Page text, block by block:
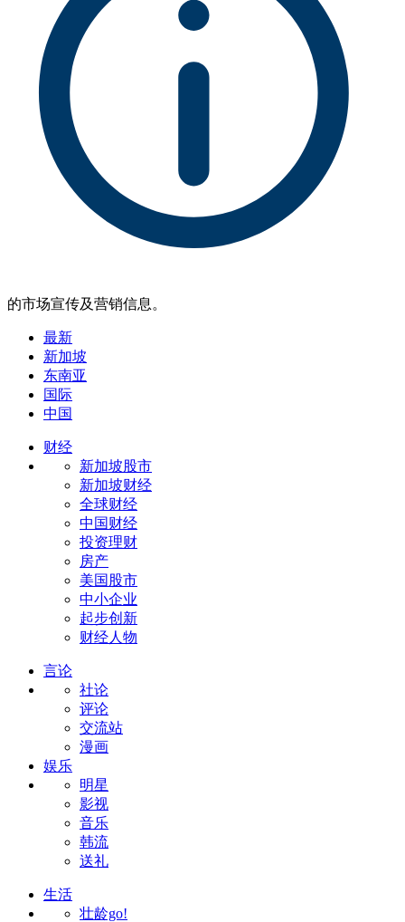
的市场宣传及营销信息。
最新
新加坡
东南亚
国际
中国
财经
新加坡股市
新加坡财经
全球财经
中国财经
投资理财
房产
美国股市
中小企业
起步创新
财经人物
言论
社论
评论
交流站
漫画
娱乐
明星
影视
音乐
韩流
送礼
生活
壮龄go!